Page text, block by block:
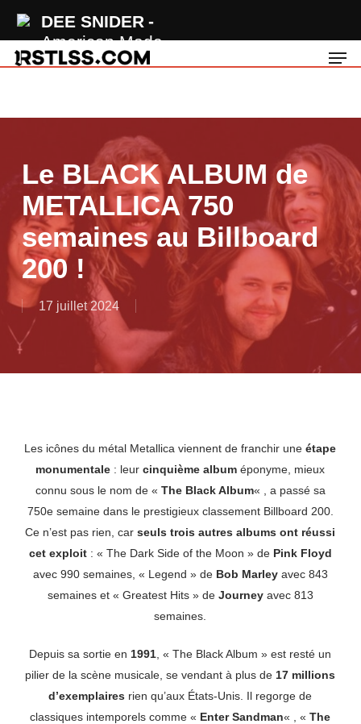
DEE SNIDER
American Made
main
Le BLACK ALBUM de
METALLICA 750
semaines au Billboard
200 !
17 juillet 2024
Les icônes du métal Metallica viennent de franchir une étape
monumentale : leurcinquième album éponyme, mieux
connu sous le nom de « The Black Album« , a passé sa
750e semaine dans le prestigieux classement Billboard 200.
Ce n’est pas rien, car seuls trois autres albums ont réussi
cet exploit: « The Dark Side of the Moon » de Pink Floyd
avec 990 semaines, « Legend » de Bob Marleyavec 843
semaines et « Greatest Hits » de Journeyavec 813
semaines.
Depuis sa sortie en 1991 , « The Black Album » est resté un
pilier de la scène musicale, se vendant à plus de 17 millions
d’exemplaires rien qu’aux États-Unis. Il regorge de
classiques intemporels comme « Enter Sandman« , «The